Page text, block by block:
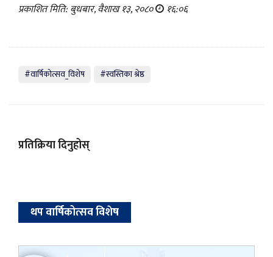
प्रकाशित मिति: बुधबार, वैशाख १३, २०८० १६:०६
#वार्षिकोत्सव_विशेष #स्वस्तिका श्रेष्ठ
प्रतिक्रिया दिनुहोस्
थप वार्षिकोत्सव विशेष